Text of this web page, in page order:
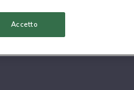
Accetto